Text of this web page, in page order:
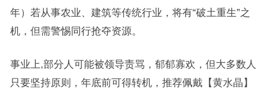
年）若从事农业、建筑等传统行业，将有“破土重生”之
机，但需警惕同行抢夺资源。
事业上,部分人可能被领导责骂，郁郁寡欢，但大多数人
只要坚持原则，年底前可得转机，推荐佩戴【黄水晶】